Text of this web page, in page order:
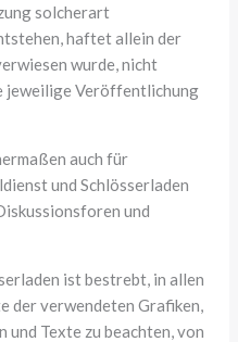
solcherart
haftet allein der
wurde, nicht
jeweilige Veröffentlichung
auch für
und Schlösserladen
und
ist bestrebt, in allen
der verwendeten Grafiken,
und Texte zu beachten, von